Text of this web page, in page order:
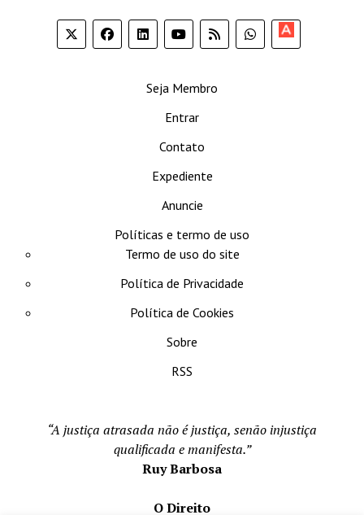
Seja Membro
Entrar
Contato
Expediente
Anuncie
Políticas e termo de uso
Termo de uso do site
Política de Privacidade
Política de Cookies
Sobre
RSS
“A justiça atrasada não é justiça, senão injustiça
qualificada e manifesta.”
Ruy Barbosa
O Direito